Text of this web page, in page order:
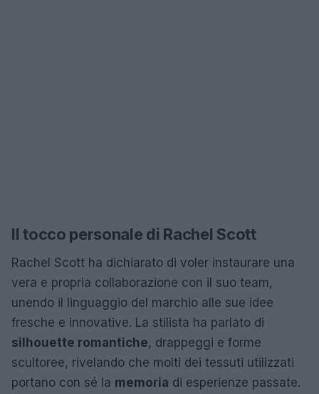
Il tocco personale di Rachel Scott
Rachel Scott ha dichiarato di voler instaurare una
vera e propria collaborazione con il suo team,
unendo il linguaggio del marchio alle sue idee
fresche e innovative. La stilista ha parlato di
silhouette romantiche, drappeggi e forme
scultoree, rivelando che molti dei tessuti utilizzati
portano con sé la memoria di esperienze passate.